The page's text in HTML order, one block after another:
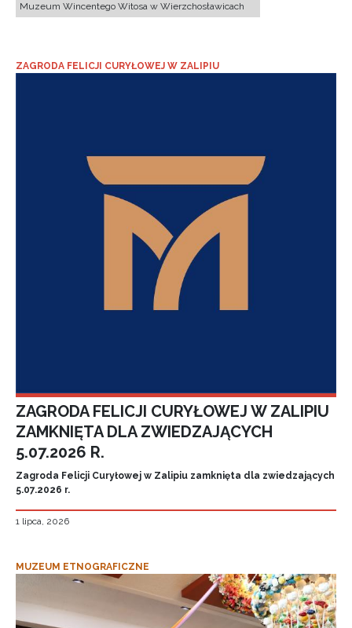
Muzeum Wincentego Witosa w Wierzchosławicach
ZAGRODA FELICJI CURYŁOWEJ W ZALIPIU
ZAGRODA FELICJI CURYŁOWEJ W ZALIPIU
ZAMKNIĘTA DLA ZWIEDZAJĄCYCH
5.07.2026 R.
Zagroda Felicji Curyłowej w Zalipiu zamknięta dla zwiedzających
5.07.2026 r.
1 lipca, 2026
MUZEUM ETNOGRAFICZNE